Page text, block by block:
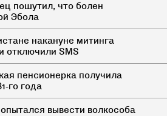
пошутил, что болен
Эбола
накануне митинга
отключили SMS
пенсионерка получила
го года
вывести волкособа